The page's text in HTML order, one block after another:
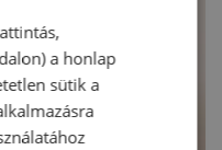
a honlap
sütik a